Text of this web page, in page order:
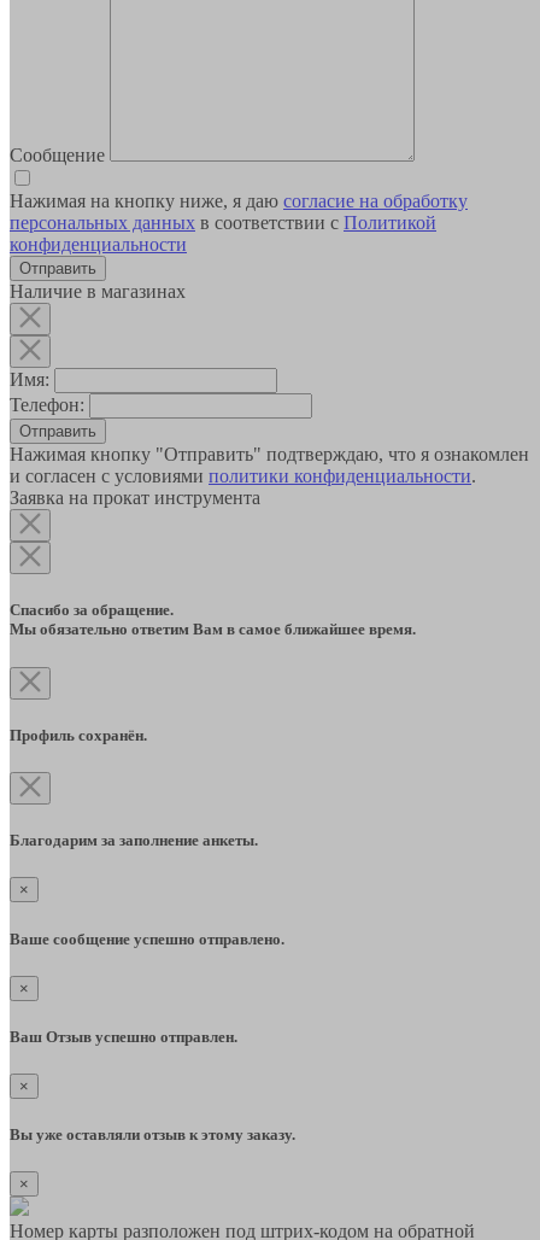
Сообщение
Нажимая на кнопку ниже, я даю согласие на обработку
персональных данных в соответствии с Политикой
конфиденциальности
Наличие в магазинах
Имя:
Телефон:
Отправить
Нажимая кнопку "Отправить" подтверждаю, что я ознакомлен
и согласен с условиями политики конфиденциальности.
Заявка на прокат инструмента
Спасибо за обращение.
Мы обязательно ответим Вам в самое ближайшее время.
Профиль сохранён.
Благодарим за заполнение анкеты.
×
Ваше сообщение успешно отправлено.
×
Ваш Отзыв успешно отправлен.
×
Вы уже оставляли отзыв к этому заказу.
×
Номер карты разположен под штрих-кодом на обратной